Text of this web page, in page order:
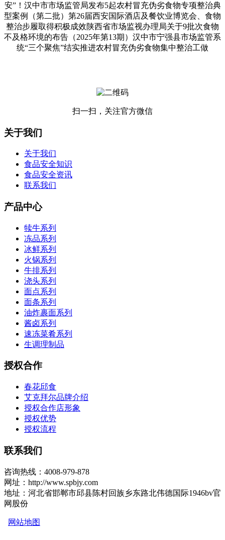
安”！汉中市市场监管局发布5起农村冒充伪劣食物专项整治典
型案例（第二批）第26届西安国际酒店及餐饮业博览会、食物
整治步履取得积极成效陕西省市场监视办理局关于9批次食物
不及格环境的布告（2025年第13期）汉中市宁强县市场监管系
统“三个聚焦”结实推进农村冒充伪劣食物集中整治工做
扫一扫，关注官方微信
关于我们
关于我们
食品安全知识
食品安全资讯
联系我们
产品中心
犊牛系列
冻品系列
冰鲜系列
火锅系列
牛排系列
浇头系列
面点系列
面条系列
油炸裹面系列
酱卤系列
速冻菜肴系列
生调理制品
授权合作
春花邱食
艾克拜尔品牌介绍
授权合作店形象
授权优势
授权流程
联系我们
咨询热线：4008-979-878
网址：http://www.spbjy.com
地址：河北省邯郸市邱县陈村回族乡东路北伟德国际1946bv官
网股份
网站地图